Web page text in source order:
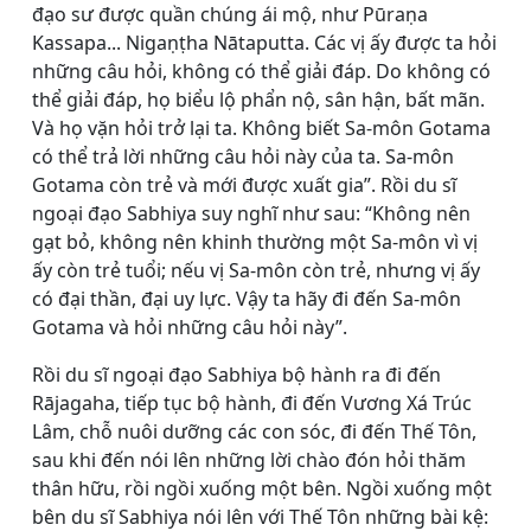
đạo sư được quần chúng ái mộ, như Pūraṇa
Kassapa... Nigaṇṭha Nātaputta. Các vị ấy được ta hỏi
những câu hỏi, không có thể giải đáp. Do không có
thể giải đáp, họ biểu lộ phẩn nộ, sân hận, bất mãn.
Và họ vặn hỏi trở lại ta. Không biết Sa-môn Gotama
có thể trả lời những câu hỏi này của ta. Sa-môn
Gotama còn trẻ và mới được xuất gia”. Rồi du sĩ
ngoại đạo Sabhiya suy nghĩ như sau: “Không nên
gạt bỏ, không nên khinh thường một Sa-môn vì vị
ấy còn trẻ tuổi; nếu vị Sa-môn còn trẻ, nhưng vị ấy
có đại thần, đại uy lực. Vậy ta hãy đi đến Sa-môn
Gotama và hỏi những câu hỏi này”.
Rồi du sĩ ngoại đạo Sabhiya bộ hành ra đi đến
Rājagaha, tiếp tục bộ hành, đi đến Vương Xá Trúc
Lâm, chỗ nuôi dưỡng các con sóc, đi đến Thế Tôn,
sau khi đến nói lên những lời chào đón hỏi thăm
thân hữu, rồi ngồi xuống một bên. Ngồi xuống một
bên du sĩ Sabhiya nói lên với Thế Tôn những bài kệ: